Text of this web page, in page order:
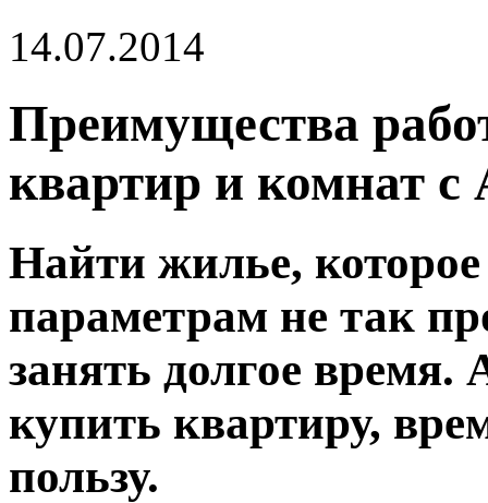
14.07.2014
Преимущества
квартир и комнат
Найти жилье,
параметрам не так
занять долгое время.
купить квартиру,
пользу.